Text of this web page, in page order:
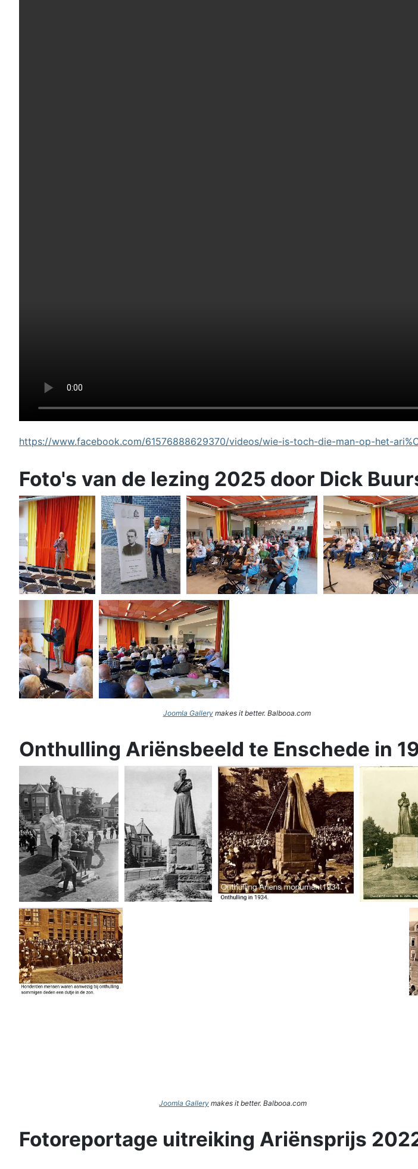
https://www.facebook.com/61576888629370/videos/wie-is-toch-die-man-op-het-
Foto's van de lezing 2025 door Dick
Joomla Gallerymakes it better. Balbooa.com
Onthulling Ariënsbeeld te Enschede in
Joomla Gallery makes it better. Balbooa.com
Fotoreportage uitreiking Ariënsprijs